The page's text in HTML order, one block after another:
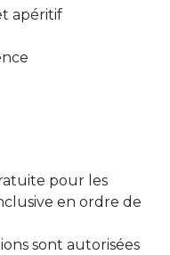
apéritif
pour les
en ordre de
sont autorisées